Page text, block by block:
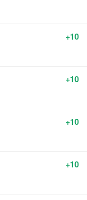
+10
+10
+10
+10